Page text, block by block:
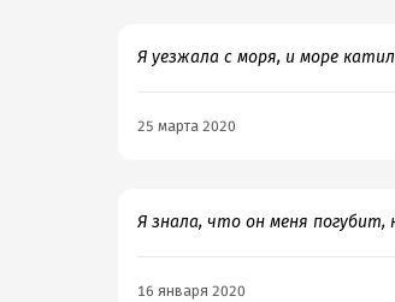
Я уезжала с моря, и море
25 марта 2020
Я знала, что он меня погубит,
16 января 2020